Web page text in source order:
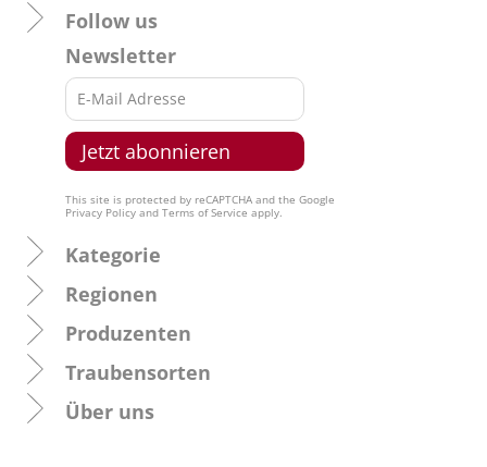
Follow us
Newsletter
This site is protected by reCAPTCHA and the Google
Privacy Policy and Terms of Service apply.
Kategorie
Regionen
Produzenten
Traubensorten
Über uns